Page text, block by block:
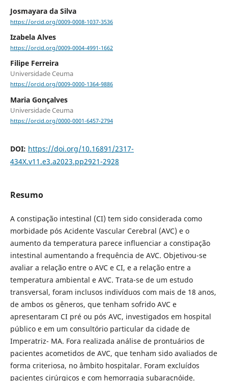
Josmayara da Silva
https://orcid.org/0009-0008-1037-3536
Izabela Alves
https://orcid.org/0009-0004-4991-1662
Filipe Ferreira
Universidade Ceuma
https://orcid.org/0009-0000-1364-9886
Maria Gonçalves
Universidade Ceuma
https://orcid.org/0000-0001-6457-2794
DOI: https://doi.org/10.16891/2317-
434X.v11.e3.a2023.pp2921-2928
Resumo
A constipação intestinal (CI) tem sido considerada como
morbidade pós Acidente Vascular Cerebral (AVC) e o
aumento da temperatura parece influenciar a constipação
intestinal aumentando a frequência de AVC. Objetivou-se
avaliar a relação entre o AVC e CI, e a relação entre a
temperatura ambiental e AVC. Trata-se de um estudo
transversal, foram inclusos indivíduos com mais de 18 anos,
de ambos os gêneros, que tenham sofrido AVC e
apresentaram CI pré ou pós AVC, investigados em hospital
público e em um consultório particular da cidade de
Imperatriz- MA. Fora realizada análise de prontuários de
pacientes acometidos de AVC, que tenham sido avaliados de
forma criteriosa, no âmbito hospitalar. Foram excluídos
pacientes cirúrgicos e com hemorragia subaracnóide.